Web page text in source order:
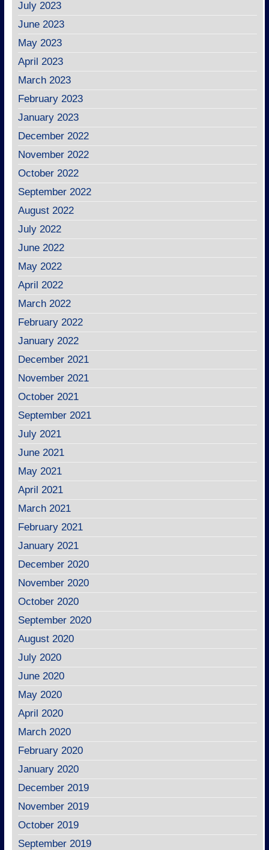
July 2023
June 2023
May 2023
April 2023
March 2023
February 2023
January 2023
December 2022
November 2022
October 2022
September 2022
August 2022
July 2022
June 2022
May 2022
April 2022
March 2022
February 2022
January 2022
December 2021
November 2021
October 2021
September 2021
July 2021
June 2021
May 2021
April 2021
March 2021
February 2021
January 2021
December 2020
November 2020
October 2020
September 2020
August 2020
July 2020
June 2020
May 2020
April 2020
March 2020
February 2020
January 2020
December 2019
November 2019
October 2019
September 2019